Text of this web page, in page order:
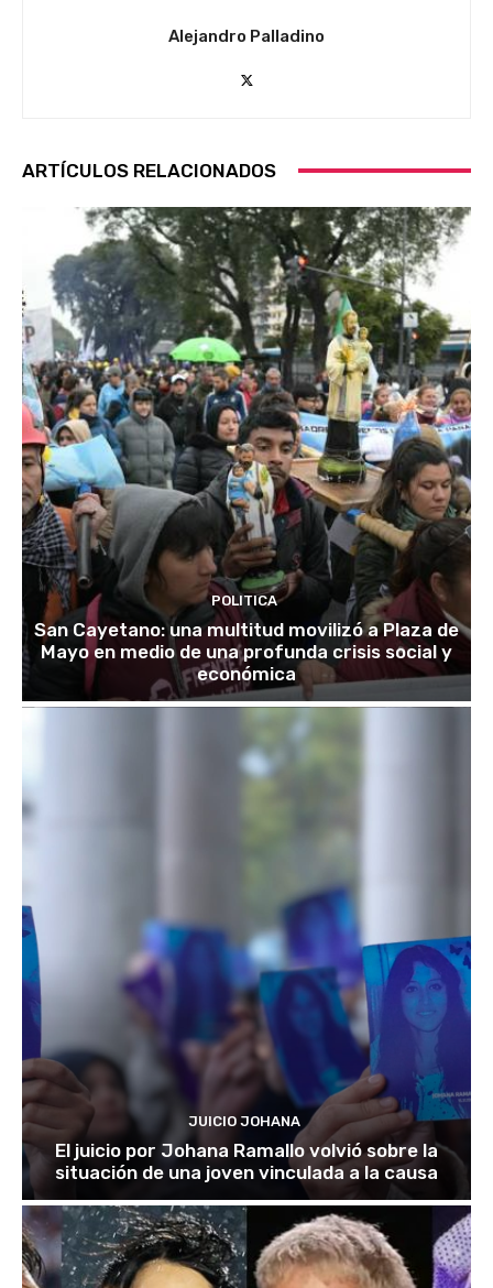
Alejandro Palladino
ARTÍCULOS RELACIONADOS
POLITICA
San Cayetano: una multitud movilizó a Plaza de
Mayo en medio de una profunda crisis social y
económica
JUICIO JOHANA
El juicio por Johana Ramallo volvió sobre la
situación de una joven vinculada a la causa